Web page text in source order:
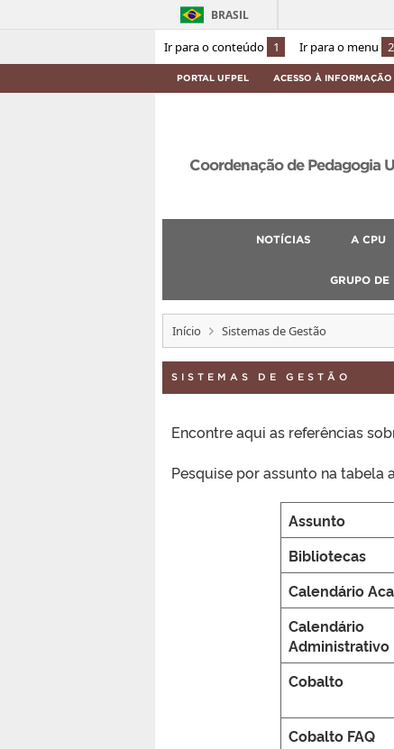
Ir para o conteúdo 1 Ir para o menu 2
BRASIL
PORTAL UFPEL ACESSO À INFORMAÇÃO
Coordenação de Pedagogia
NOTÍCIAS A CPU
GRUPO DE
Início Sistemas de Gestão
SISTEMAS DE GESTÃO
Encontre aqui as referências
Pesquise por assunto na tabela
Assunto
Bibliotecas
Calendário
Calendário
Administrativo
Cobalto
Cobalto FAQ